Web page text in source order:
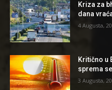
Kriza za
dana
4 Augusta,
Kritično u
sprema
3 Augusta,